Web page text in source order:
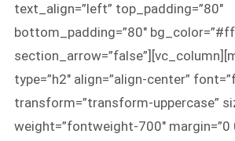
text_align=”left” top_padding=”80″
bottom_padding=”80″
type=”h2″ align=”align-center”
transform=”transform-uppercase”
weight=”fontweight-700″ margin=”0